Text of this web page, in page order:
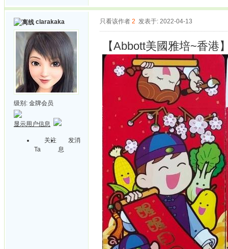
clarakaka
级别: 金牌会员
显示用户信息
关注
Ta
发消
息
只看该作者 2 发表于: 2022-04-13
【Abbott美國雅培~香港